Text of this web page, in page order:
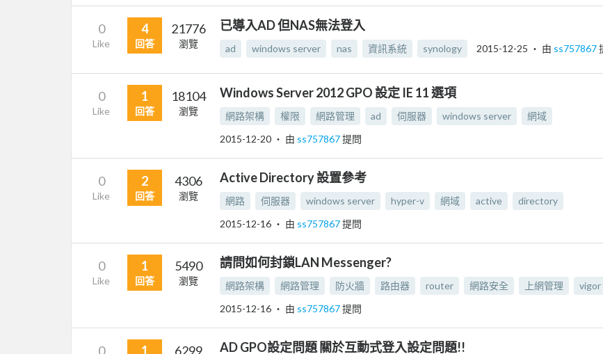
0
Like
4
回答
21776
瀏覽
已導入AD 但NAS無法登入
ad windows server nas 資訊系統 synology 2015-12-25 ‧ 由 ss757867
0
Like
1
回答
18104
瀏覽
Windows Server 2012 GPO 設定 IE 11 選項
網路架構 權限 網路管理 ad 伺服器 windows server
網域
2015-12-20 ‧ 由 ss757867提問
0
Like
2
回答
4306
瀏覽
Active Directory 設置參考
網路 伺服器 windows server hyper-v 網域 active
directory
2015-12-16 ‧ 由 ss757867提問
0
Like
1
回答
5490
瀏覽
請問如何封鎖LAN Messenger?
網路架構 網路管理 防火牆 路由器 router 網路安全 上網管理
vigor
2015-12-16 ‧ 由 ss757867提問
0 1 6299 AD GPO設定問題 關於互動式登入設定問題!!